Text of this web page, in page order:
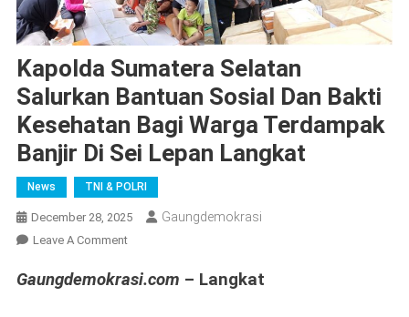
Kapolda Sumatera Selatan
Salurkan Bantuan Sosial Dan Bakti
Kesehatan Bagi Warga Terdampak
Banjir Di Sei Lepan Langkat
News TNI & POLRI
December 28, 2025 Gaungdemokrasi
Leave A CommentOn
Sumatera
Gaungdemokrasi.com – Langkat